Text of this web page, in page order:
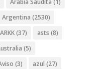
Arabia Saudita (1)
Argentina (2530)
ARKK(37) asts (8)
(5)
(3) azul (27)